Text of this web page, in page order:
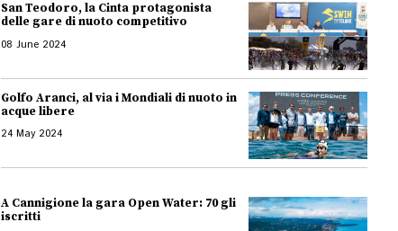
San Teodoro, la Cinta protagonista
delle gare di nuoto competitivo
08 June 2024
Golfo Aranci, al via i Mondiali di nuoto in
acque libere
24 May 2024
A Cannigione la gara Open Water: 70 gli
iscritti